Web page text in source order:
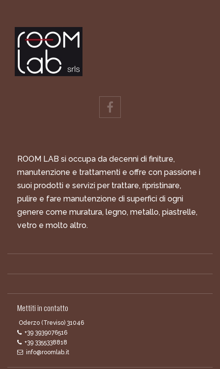
ROOM LAB si occupa da decenni di finiture,
manutenzione e trattamenti e offre con passione i
suoi prodotti e servizi per trattare, ripristinare,
pulire e fare manutenzione di superfici di ogni
genere come muratura, legno, metallo, piastrelle,
vetro e molto altro.
Mettiti in contatto
Oderzo (Treviso) 31046
+39 3939076516
+39 3355338818
info@roomlab.it